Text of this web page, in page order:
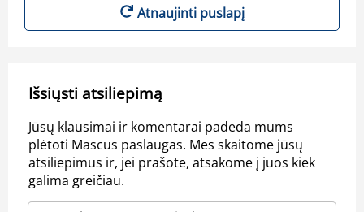
Atnaujinti puslapį
Išsiųsti atsiliepimą
Jūsų klausimai ir komentarai padeda mums
plėtoti Mascus paslaugas. Mes skaitome jūsų
atsiliepimus ir, jei prašote, atsakome į juos kiek
galima greičiau.